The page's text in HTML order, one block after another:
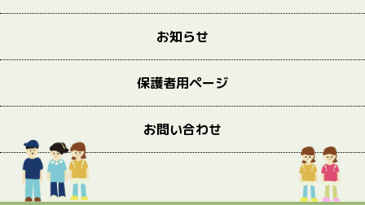
お知らせ
保護者用ページ
お問い合わせ